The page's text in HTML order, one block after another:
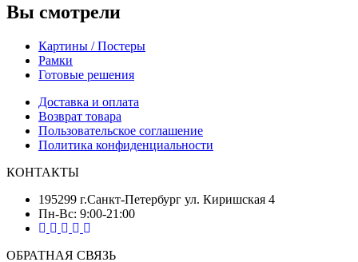
Вы смотрели
Картины / Постеры
Рамки
Готовые решения
Доставка и оплата
Возврат товара
Пользовательское соглашение
Политика конфиденциальности
КОНТАКТЫ
195299 г.Санкт-Петербург ул. Киришская 4
Пн-Вс: 9:00-21:00
ОБРАТНАЯ СВЯЗЬ